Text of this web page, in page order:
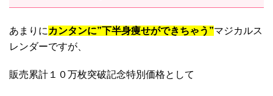
あまりに カンタンに”下半身痩せができちゃう”マジカルス
レンダーですが、
販売累計１０万枚突破記念特別価格として